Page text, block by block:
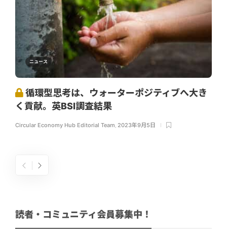
ニュース
循環型思考は、ウォーターポジティブへ大き
く貢献。英BSI調査結果
Circular Economy Hub Editorial Team 2023年9月5日
読者・コミュニティ会員募集中！